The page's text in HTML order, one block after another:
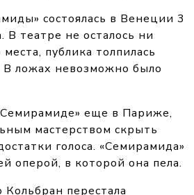
состоялась в Венеции 3
В театре не осталось ни
публика толпилась
ложах невозможно было
еще в Париже,
мастерством скрыть
голоса. «Семирамида»
оперой, в которой она пела.
Кольбран перестала